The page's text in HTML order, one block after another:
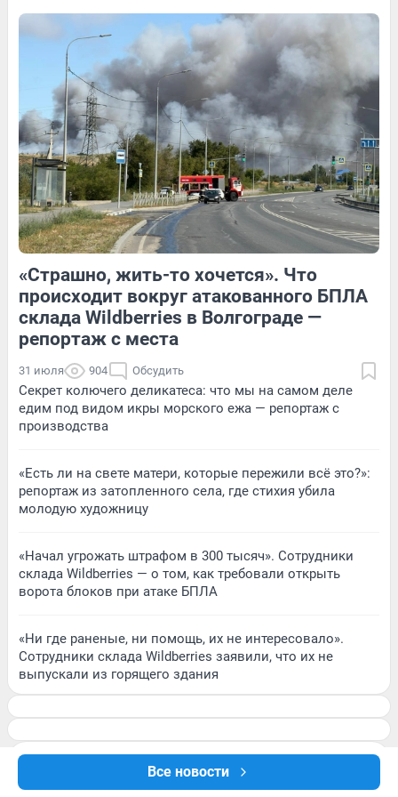
Все новости
Обсудить
6 Обсудить 1 Обсудить
4 Обсудить 2 Обсудить
«Страшно, жить-то хочется». Что
происходит вокруг атакованного БПЛА
склада Wildberries в Волгограде —
репортаж с места
31 июля 904 Обсудить
Секрет колючего деликатеса: что мы на самом деле
едим под видом икры морского ежа — репортаж с
производства
«Есть ли на свете матери, которые пережили всё это?»:
репортаж из затопленного села, где стихия убила
молодую художницу
«Начал угрожать штрафом в 300 тысяч». Сотрудники
склада Wildberries — о том, как требовали открыть
ворота блоков при атаке БПЛА
«Ни где раненые, ни помощь, их не интересовало».
Сотрудники склада Wildberries заявили, что их не
выпускали из горящего здания